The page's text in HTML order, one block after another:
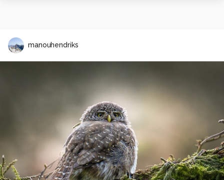
manouhendriks